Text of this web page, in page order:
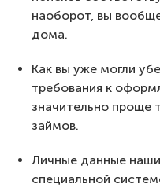
наоборот, вы
дома.
Как вы уже могли
требования к
значительно проще
займов.
Личные данные
специальной